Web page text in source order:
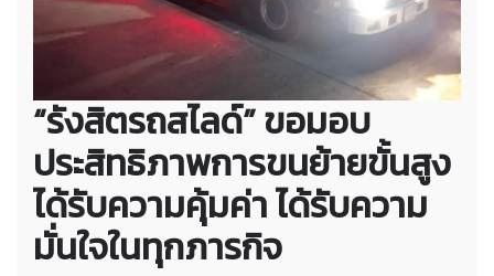
“รังสิตรถสไลด์” ขอมอบ
ประสิทธิภาพการขนย้ายขั้นสูง
ได้รับความคุ้มค่า ได้รับความ
มั่นใจในทุกภารกิจ